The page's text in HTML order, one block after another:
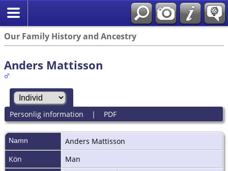
Our Family History and Ancestry
Anders Mattisson
Personlig information | PDF
Namn Anders Mattisson
Kön
Man